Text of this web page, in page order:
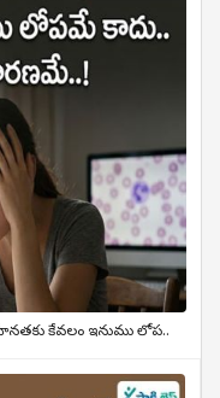
కేవలం ఇనుము లోప..